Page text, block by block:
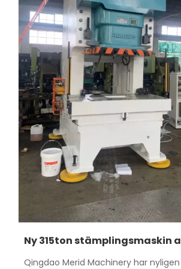
Qingdao Merid Machinery har